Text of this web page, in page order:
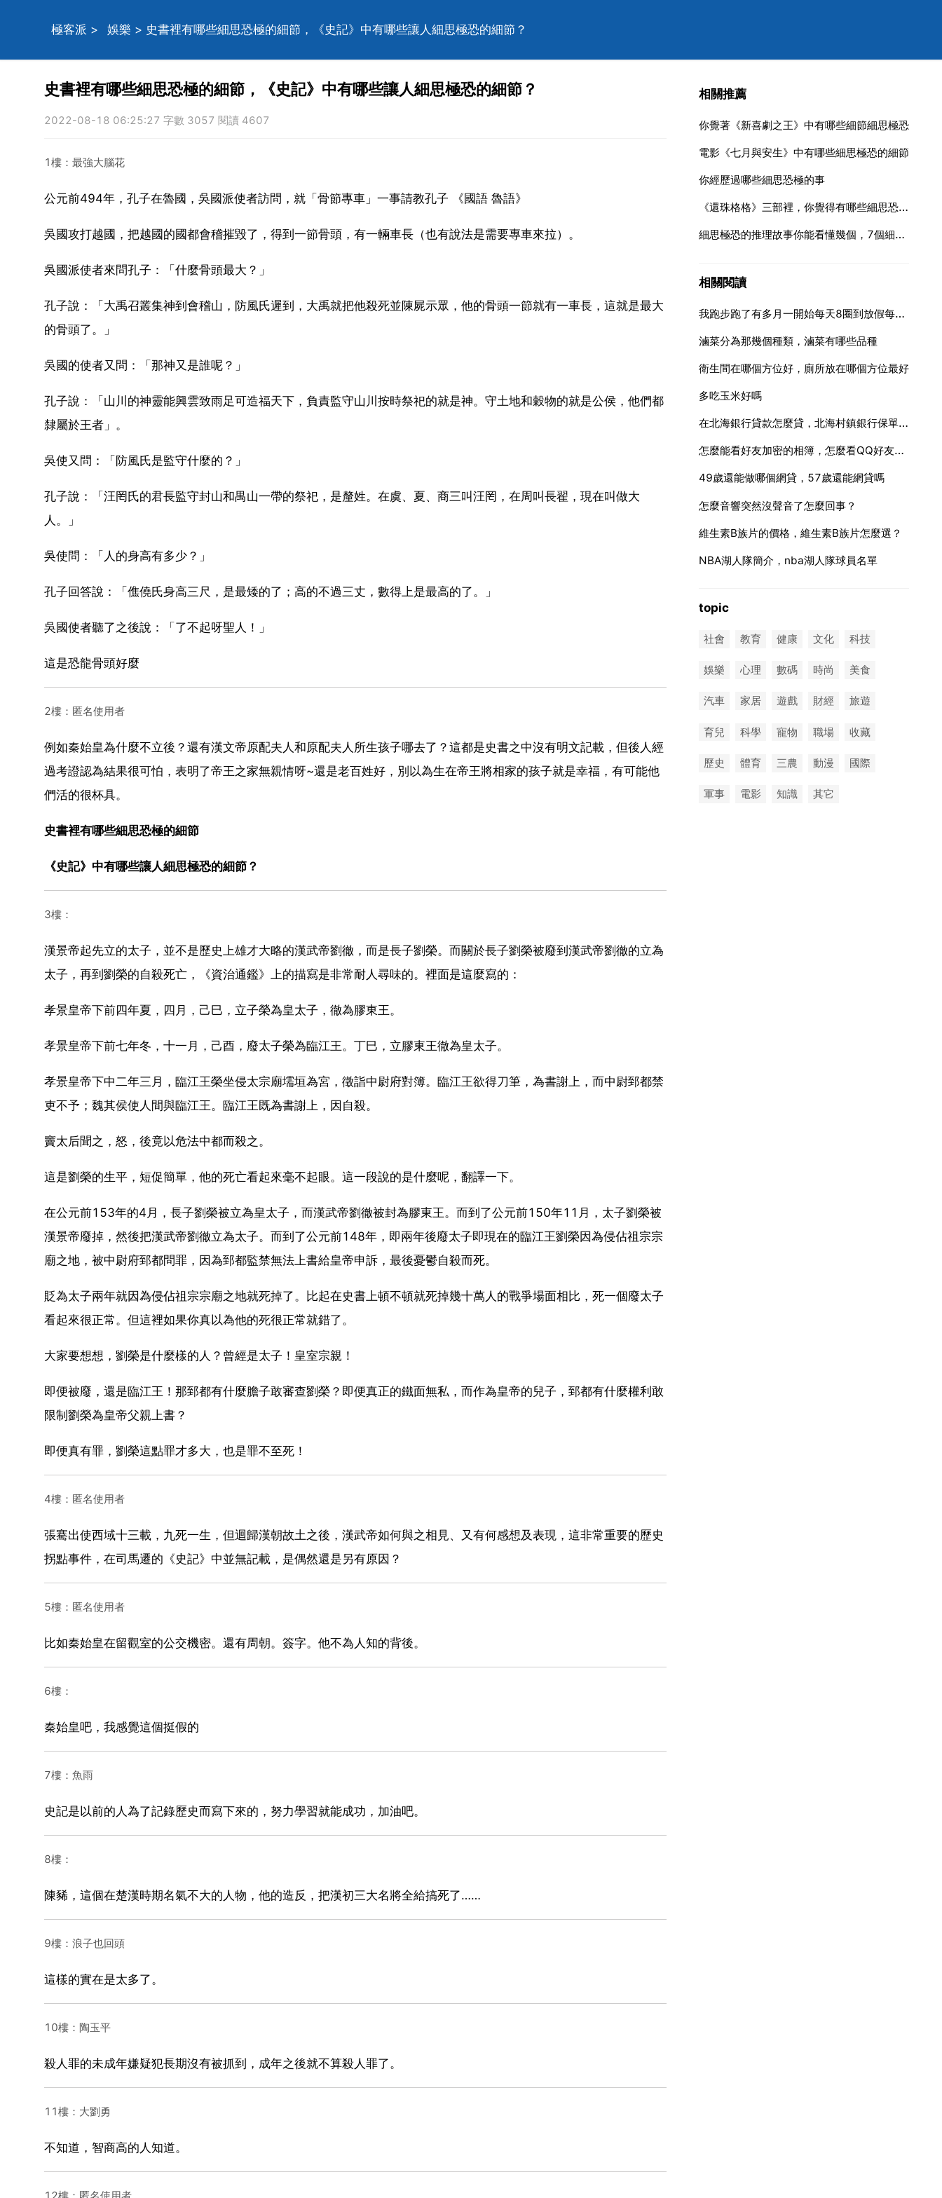
極客派 > 娛樂 > 史書裡有哪些細思恐極的細節，《史記》中有哪些讓人細思極恐的細節？
史書裡有哪些細思恐極的細節，《史記》中有哪些讓人細思極恐的細節？
2022-08-18 06:25:27 字數 3057 閱讀 4607
1樓：最強大腦花
公元前494年，孔子在魯國，吳國派使者訪問，就「骨節專車」一事請教孔子 《國語 魯語》
吳國攻打越國，把越國的國都會稽摧毀了，得到一節骨頭，有一輛車長（也有說法是需要專車來拉）。
吳國派使者來問孔子：「什麼骨頭最大？」
孔子說：「大禹召叢集神到會稽山，防風氏遲到，大禹就把他殺死並陳屍示眾，他的骨頭一節就有一車長，這就是最大
的骨頭了。」
吳國的使者又問：「那神又是誰呢？」
孔子說：「山川的神靈能興雲致雨足可造福天下，負責監守山川按時祭祀的就是神。守土地和穀物的就是公侯，他們都
隸屬於王者」。
吳使又問：「防風氏是監守什麼的？」
孔子說：「汪罔氏的君長監守封山和禺山一帶的祭祀，是釐姓。在虞、夏、商三叫汪罔，在周叫長翟，現在叫做大
人。」
吳使問：「人的身高有多少？」
孔子回答說：「僬僥氏身高三尺，是最矮的了；高的不過三丈，數得上是最高的了。」
吳國使者聽了之後說：「了不起呀聖人！」
這是恐龍骨頭好麼
2樓：匿名使用者
例如秦始皇為什麼不立後？還有漢文帝原配夫人和原配夫人所生孩子哪去了？這都是史書之中沒有明文記載，但後人經
過考證認為結果很可怕，表明了帝王之家無親情呀~還是老百姓好，別以為生在帝王將相家的孩子就是幸福，有可能他
們活的很杯具。
史書裡有哪些細思恐極的細節
《史記》中有哪些讓人細思極恐的細節？
3樓：
漢景帝起先立的太子，並不是歷史上雄才大略的漢武帝劉徹，而是長子劉榮。而關於長子劉榮被廢到漢武帝劉徹的立為
太子，再到劉榮的自殺死亡，《資治通鑑》上的描寫是非常耐人尋味的。裡面是這麼寫的：
孝景皇帝下前四年夏，四月，己巳，立子榮為皇太子，徹為膠東王。
孝景皇帝下前七年冬，十一月，己酉，廢太子榮為臨江王。丁巳，立膠東王徹為皇太子。
孝景皇帝下中二年三月，臨江王榮坐侵太宗廟壖垣為宮，徵詣中尉府對簿。臨江王欲得刀筆，為書謝上，而中尉郅都禁
吏不予；魏其侯使人間與臨江王。臨江王既為書謝上，因自殺。
竇太后聞之，怒，後竟以危法中都而殺之。
這是劉榮的生平，短促簡單，他的死亡看起來毫不起眼。這一段說的是什麼呢，翻譯一下。
在公元前153年的4月，長子劉榮被立為皇太子，而漢武帝劉徹被封為膠東王。而到了公元前150年11月，太子劉榮被
漢景帝廢掉，然後把漢武帝劉徹立為太子。而到了公元前148年，即兩年後廢太子即現在的臨江王劉榮因為侵佔祖宗宗
廟之地，被中尉府郅都問罪，因為郅都監禁無法上書給皇帝申訴，最後憂鬱自殺而死。
貶為太子兩年就因為侵佔祖宗宗廟之地就死掉了。比起在史書上頓不頓就死掉幾十萬人的戰爭場面相比，死一個廢太子
看起來很正常。但這裡如果你真以為他的死很正常就錯了。
大家要想想，劉榮是什麼樣的人？曾經是太子！皇室宗親！
即便被廢，還是臨江王！那郅都有什麼膽子敢審查劉榮？即便真正的鐵面無私，而作為皇帝的兒子，郅都有什麼權利敢
限制劉榮為皇帝父親上書？
即便真有罪，劉榮這點罪才多大，也是罪不至死！
4樓：匿名使用者
張騫出使西域十三載，九死一生，但迴歸漢朝故土之後，漢武帝如何與之相見、又有何感想及表現，這非常重要的歷史
拐點事件，在司馬遷的《史記》中並無記載，是偶然還是另有原因？
5樓：匿名使用者
比如秦始皇在留觀室的公交機密。還有周朝。簽字。他不為人知的背後。
6樓：
秦始皇吧，我感覺這個挺假的
7樓：魚雨
史記是以前的人為了記錄歷史而寫下來的，努力學習就能成功，加油吧。
8樓：
陳豨，這個在楚漢時期名氣不大的人物，他的造反，把漢初三大名將全給搞死了……
9樓：浪子也回頭
這樣的實在是太多了。
10樓：陶玉平
殺人罪的未成年嫌疑犯長期沒有被抓到，成年之後就不算殺人罪了。
11樓：大劉勇
不知道，智商高的人知道。
相關推薦
你覺著《新喜劇之王》中有哪些細節細思極恐
電影《七月與安生》中有哪些細思極恐的細節
你經歷過哪些細思恐極的事
《還珠格格》三部裡，你覺得有哪些細思恐極的細節
細思極恐的推理故事你能看懂幾個，7個細思恐極的推理懸疑小故事,你能看懂幾個
相關閱讀
我跑步跑了有多月一開始每天8圈到放假每天10圈最近快開學了就加圈數加到每天20左右不是一次性跑
滷菜分為那幾個種類，滷菜有哪些品種
衛生間在哪個方位好，廁所放在哪個方位最好
多吃玉米好嗎
在北海銀行貸款怎麼貸，北海村鎮銀行保單貸款怎麼貸
怎麼能看好友加密的相簿，怎麼看QQ好友空間加密相簿的照片？
49歲還能做哪個網貸，57歲還能網貸嗎
怎麼音響突然沒聲音了怎麼回事？
維生素B族片的價格，維生素B族片怎麼選？
NBA湖人隊簡介，nba湖人隊球員名單
topic
社會 教育 健康 文化 科技
娛樂 心理 數碼 時尚 美食
汽車 家居 遊戲 財經 旅遊
育兒 科學 寵物 職場 收藏
歷史 體育 三農 動漫 國際
軍事 電影 知識 其它